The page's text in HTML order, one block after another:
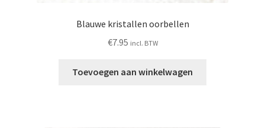
Blauwe kristallen oorbellen
€7.95 incl. BTW
Toevoegen aan winkelwagen